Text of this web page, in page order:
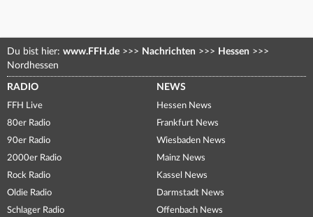
Du bist hier: www.FFH.de >>> Nachrichten >>> Hessen >>>
Nordhessen
RADIO
FFH Live
80er Radio
90er Radio
2000er Radio
Rock Radio
Oldie Radio
Schlager Radio
NEWS
Hessen News
Frankfurt News
Wiesbaden News
Mainz News
Kassel News
Darmstadt News
Offenbach News